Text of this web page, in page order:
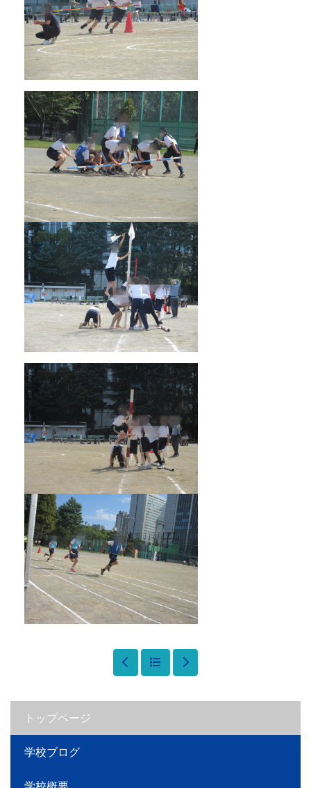
トップページ
学校ブログ